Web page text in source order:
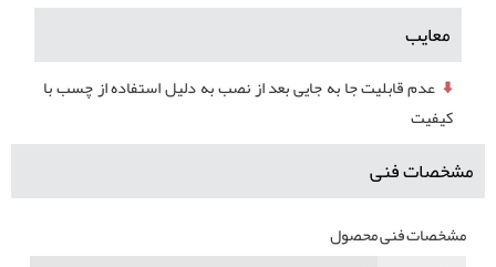
معایب
عدم قابلیت جا به جایی بعد از نصب به دلیل استفاده از چسب با
کیفیت
مشخصات فنی
مشخصات فنی محصول